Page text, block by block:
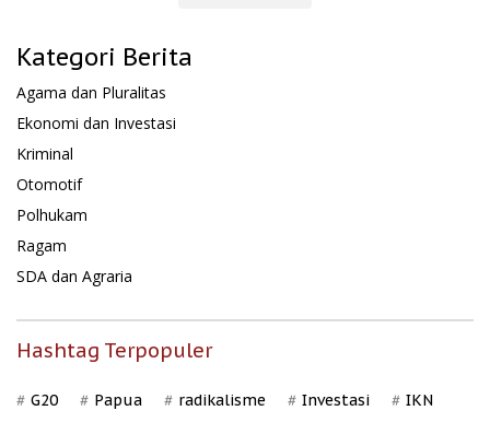
Kategori Berita
Agama dan Pluralitas
Ekonomi dan Investasi
Kriminal
Otomotif
Polhukam
Ragam
SDA dan Agraria
Hashtag Terpopuler
G20 Papua radikalisme Investasi IKN